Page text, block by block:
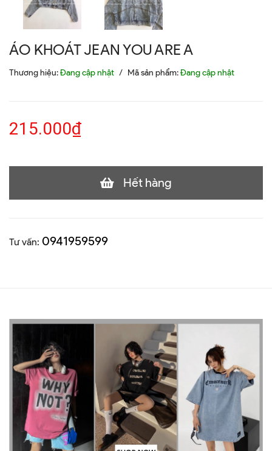
ÁO KHOÁT JEAN YOU ARE A
Thương hiệu:Đang cập nhật / Mã sản phẩm:Đang cập nhật
215.000₫
Hết hàng
Tư vấn: 0941959599